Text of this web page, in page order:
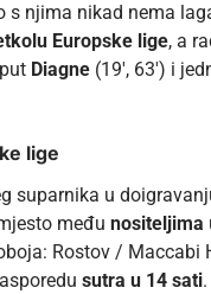
s njima nikad nema
Europske lige, a
Diagne (19′, 63′) i
lige
suparnika u
među nositeljima
Rostov / Maccabi
sutra u 14 sati.